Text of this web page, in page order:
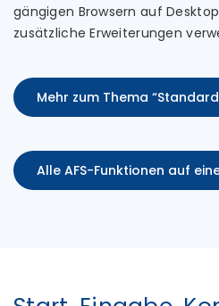
gängigen Browsern auf
zusätzliche Erweiterungen
Mehr zum Thema
Alle AFS-Funktionen auf